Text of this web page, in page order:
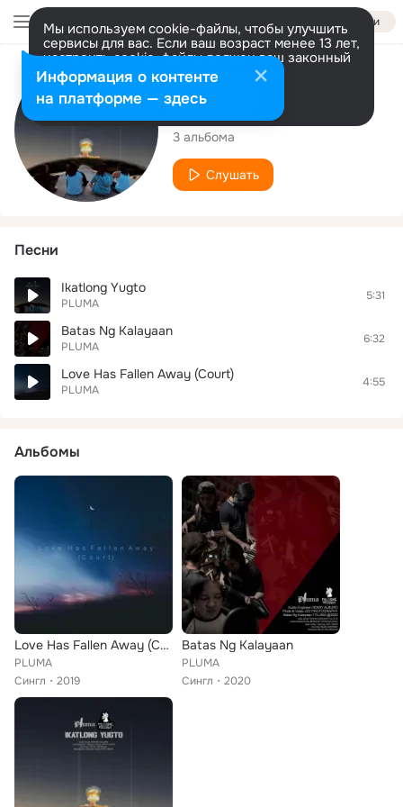
Войти
Мы используем cookie-файлы, чтобы улучшить
сервисы для вас. Если ваш возраст менее 13 лет,
настроить cookie-файлы должен ваш законный
представитель. Больше информации
Разрешить все Настроить
Исполнитель
PLUMA
3 альбома
Слушать
Песни
Ikatlong Yugto
PLUMA
5:31
Batas Ng Kalayaan
PLUMA
6:32
Love Has Fallen Away (Court)
PLUMA
4:55
Альбомы
Love Has Fallen Away (Court)
PLUMA
Сингл
2019
Batas Ng Kalayaan
PLUMA
Сингл
2020
Информация о контенте
на платформе — здесь